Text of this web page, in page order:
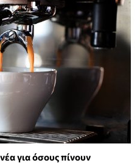
για όσους πίνουν